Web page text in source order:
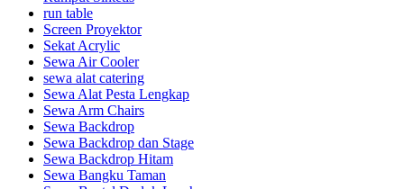
run table
Screen Proyektor
Sekat Acrylic
Sewa Air Cooler
sewa alat catering
Sewa Alat Pesta Lengkap
Sewa Arm Chairs
Sewa Backdrop
Sewa Backdrop dan Stage
Sewa Backdrop Hitam
Sewa Bangku Taman